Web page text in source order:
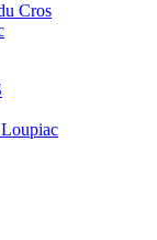
Cros
Loupiac